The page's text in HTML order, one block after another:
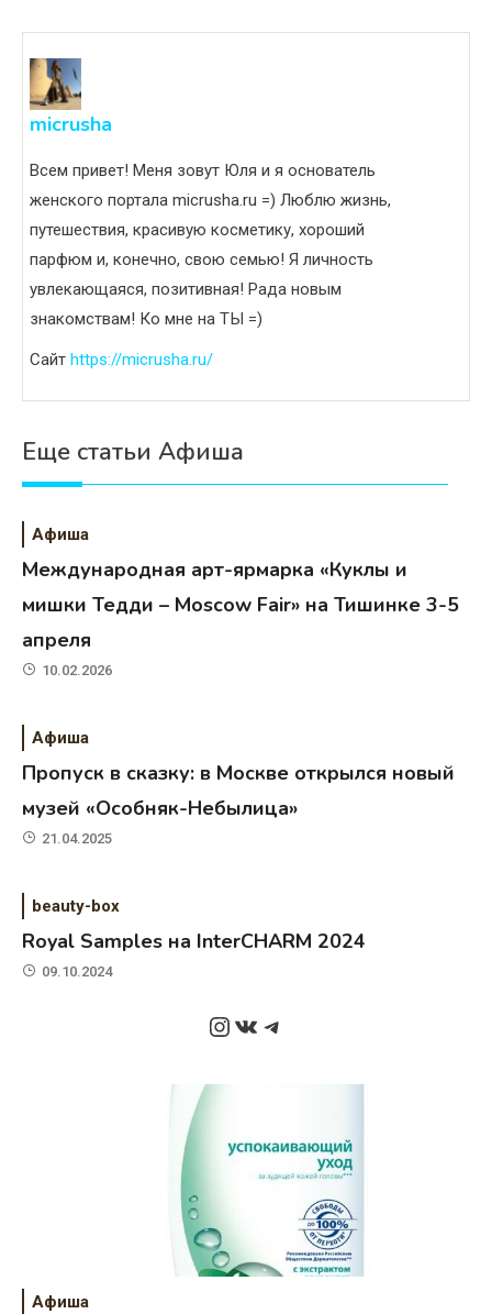
micrusha
Всем привет! Меня зовут Юля и я основатель
женского портала micrusha.ru =) Люблю жизнь,
путешествия, красивую косметику, хороший
парфюм и, конечно, свою семью! Я личность
увлекающаяся, позитивная! Рада новым
знакомствам! Ко мне на ТЫ =)
Сайт https://micrusha.ru/
Еще статьи Афиша
Афиша
Международная арт-ярмарка «Куклы и
мишки Тедди – Moscow Fair» на Тишинке 3-5
апреля
10.02.2026
Афиша
Пропуск в сказку: в Москве открылся новый
музей «Особняк-Небылица»
21.04.2025
beauty-box
Royal Samples на InterCHARM 2024
09.10.2024
Instagram
ВКонтакте
Telegram
Афиша